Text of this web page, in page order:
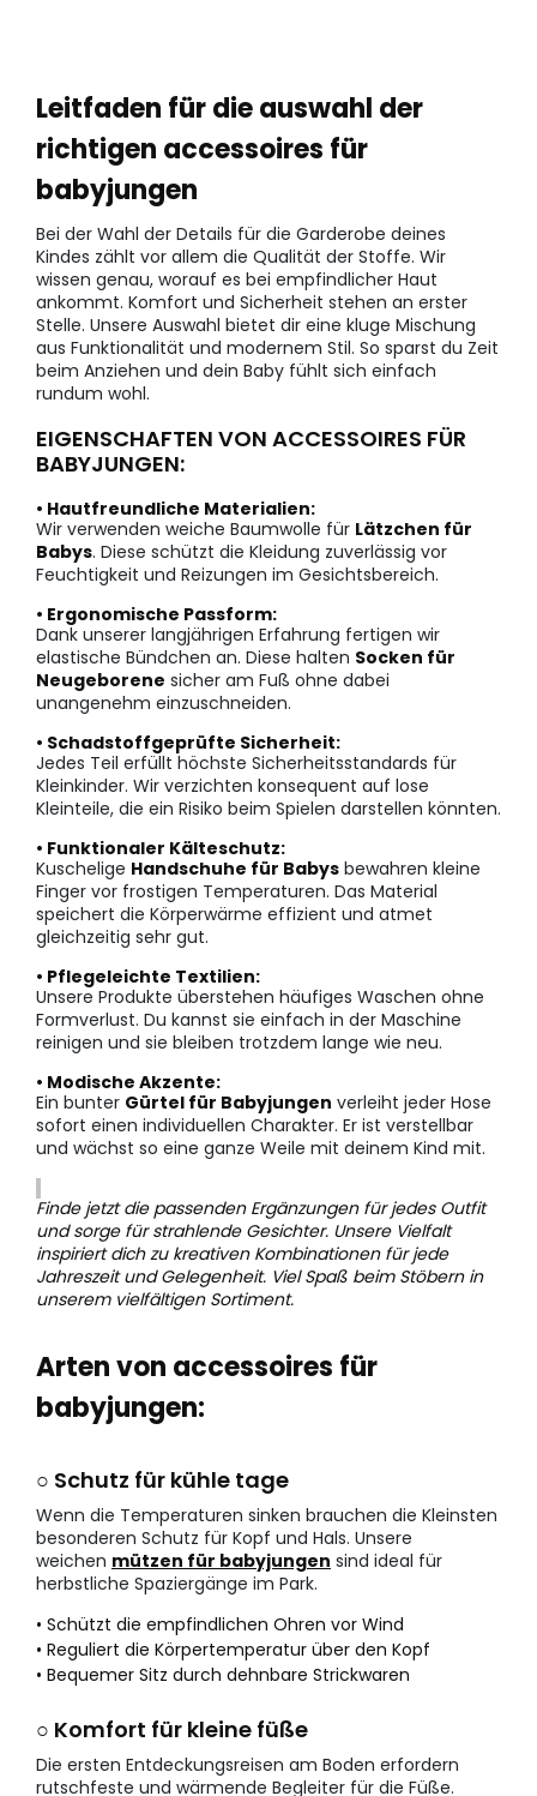
Leitfaden für die auswahl der
richtigen accessoires für
babyjungen
Bei der Wahl der Details für die Garderobe deines
Kindes zählt vor allem die Qualität der Stoffe. Wir
wissen genau, worauf es bei empfindlicher Haut
ankommt. Komfort und Sicherheit stehen an erster
Stelle. Unsere Auswahl bietet dir eine kluge Mischung
aus Funktionalität und modernem Stil. So sparst du Zeit
beim Anziehen und dein Baby fühlt sich einfach
rundum wohl.
EIGENSCHAFTEN VON ACCESSOIRES FÜR
BABYJUNGEN:
• Hautfreundliche Materialien:
Wir verwenden weiche Baumwolle für Lätzchen für
Babys. Diese schützt die Kleidung zuverlässig vor
Feuchtigkeit und Reizungen im Gesichtsbereich.
• Ergonomische Passform:
Dank unserer langjährigen Erfahrung fertigen wir
elastische Bündchen an. Diese halten Socken für
Neugeborene sicher am Fuß ohne dabei
unangenehm einzuschneiden.
• Schadstoffgeprüfte Sicherheit:
Jedes Teil erfüllt höchste Sicherheitsstandards für
Kleinkinder. Wir verzichten konsequent auf lose
Kleinteile, die ein Risiko beim Spielen darstellen könnten.
• Funktionaler Kälteschutz:
Kuschelige Handschuhe für Babys bewahren kleine
Finger vor frostigen Temperaturen. Das Material
speichert die Körperwärme effizient und atmet
gleichzeitig sehr gut.
• Pflegeleichte Textilien:
Unsere Produkte überstehen häufiges Waschen ohne
Formverlust. Du kannst sie einfach in der Maschine
reinigen und sie bleiben trotzdem lange wie neu.
• Modische Akzente:
Ein bunter Gürtel für Babyjungen verleiht jeder Hose
sofort einen individuellen Charakter. Er ist verstellbar
und wächst so eine ganze Weile mit deinem Kind mit.
Finde jetzt die passenden Ergänzungen für jedes Outfit
und sorge für strahlende Gesichter. Unsere Vielfalt
inspiriert dich zu kreativen Kombinationen für jede
Jahreszeit und Gelegenheit. Viel Spaß beim Stöbern in
unserem vielfältigen Sortiment.
Arten von accessoires für
babyjungen:
○ Schutz für kühle tage
Wenn die Temperaturen sinken brauchen die Kleinsten
besonderen Schutz für Kopf und Hals. Unsere
weichen mützen für babyjungen sind ideal für
herbstliche Spaziergänge im Park.
• Schützt die empfindlichen Ohren vor Wind
• Reguliert die Körpertemperatur über den Kopf
• Bequemer Sitz durch dehnbare Strickwaren
○ Komfort für kleine füße
Die ersten Entdeckungsreisen am Boden erfordern
rutschfeste und wärmende Begleiter für die Füße.